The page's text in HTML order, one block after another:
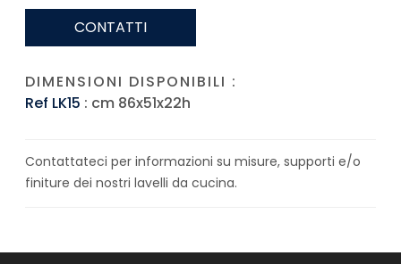
CONTATTI
DIMENSIONI DISPONIBILI :
Ref LK15 : cm 86x51x22h
Contattateci per informazioni su misure, supporti e/o
finiture dei nostri lavelli da cucina.